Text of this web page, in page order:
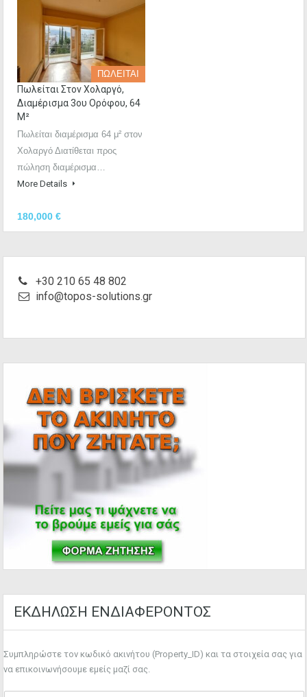
ΠΩΛΕΙΤΑΙ
Πωλείται Στον Χολαργό,
Διαμέρισμα 3ου Ορόφου, 64
Μ²
Πωλείται διαμέρισμα 64 μ² στον
Χολαργό Διατίθεται προς
πώληση διαμέρισμα…
More Details
180,000 €
+30 210 65 48 802
info@topos-solutions.gr
ΕΚΔΗΛΩΣΗ ΕΝΔΙΑΦΕΡΟΝΤΟΣ
Συμπληρώστε τον κωδικό ακινήτου (Property_ID) και τα στοιχεία σας για
να επικοινωνήσουμε εμείς μαζί σας.